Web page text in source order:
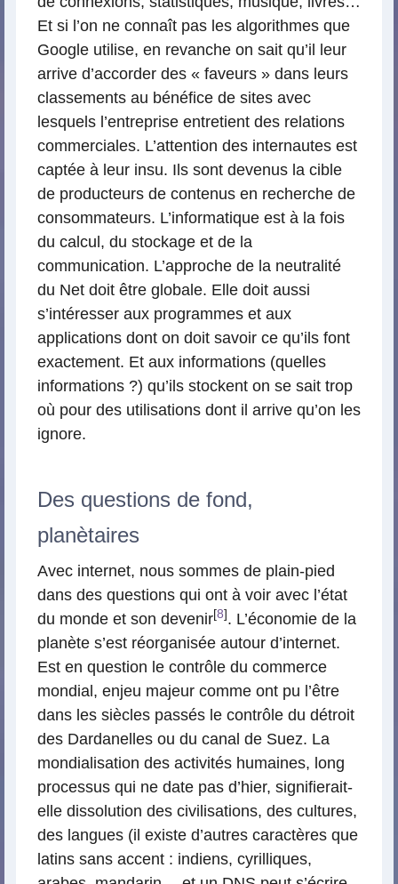
Et si l’on ne connaît pas les algorithmes que
Google utilise, en revanche on sait qu’il leur
arrive d’accorder des « faveurs » dans leurs
classements au bénéfice de sites avec
lesquels l’entreprise entretient des relations
commerciales. L’attention des internautes est
captée à leur insu. Ils sont devenus la cible
de producteurs de contenus en recherche de
consommateurs. L’informatique est à la fois
du calcul, du stockage et de la
communication. L’approche de la neutralité
du Net doit être globale. Elle doit aussi
s’intéresser aux programmes et aux
applications dont on doit savoir ce qu’ils font
exactement. Et aux informations (quelles
informations ?) qu’ils stockent on se sait trop
où pour des utilisations dont il arrive qu’on les
ignore.
Des questions de fond,
planètaires
Avec internet, nous sommes de plain-pied
dans des questions qui ont à voir avec l’état
du monde et son devenir[8] . L’économie de la
planète s’est réorganisée autour d’internet.
Est en question le contrôle du commerce
mondial, enjeu majeur comme ont pu l’être
dans les siècles passés le contrôle du détroit
des Dardanelles ou du canal de Suez. La
mondialisation des activités humaines, long
processus qui ne date pas d’hier, signifierait-
elle dissolution des civilisations, des cultures,
des langues (il existe d’autres caractères que
latins sans accent : indiens, cyrilliques,